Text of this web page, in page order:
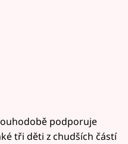
podporuje
tři děti z chudších částí